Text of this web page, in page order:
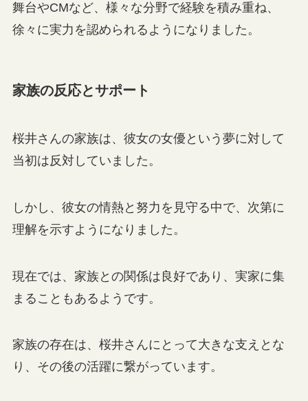
舞台やCMなど、様々な分野で経験を積み重ね、
徐々に実力を認められるようになりました。
家族の反応とサポート
桜井さんの家族は、彼女の女優という夢に対して
当初は反対していました。
しかし、彼女の情熱と努力を見守る中で、次第に
理解を示すようになりました。
現在では、家族との関係は良好であり、実家に集
まることもあるようです。
家族の存在は、桜井さんにとって大きな支えとな
り、その後の活躍に繋がっています。